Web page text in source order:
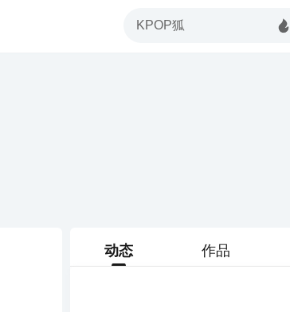
动态 作品